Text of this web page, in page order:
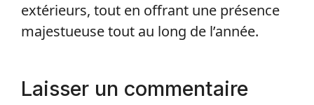
extérieurs, tout en offrant une présence
majestueuse tout au long de l’année.
Laisser un commentaire